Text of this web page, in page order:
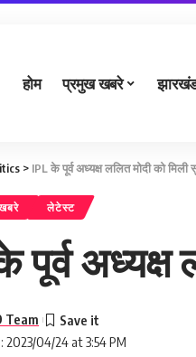
होम प्रमुख खबरे
> IPL के पूर्व अध्यक्ष ललित मोदी को मिली
लेटेस्ट
पूर्व अध्यक्ष
2023/04/24 at 3:54 PM
Team